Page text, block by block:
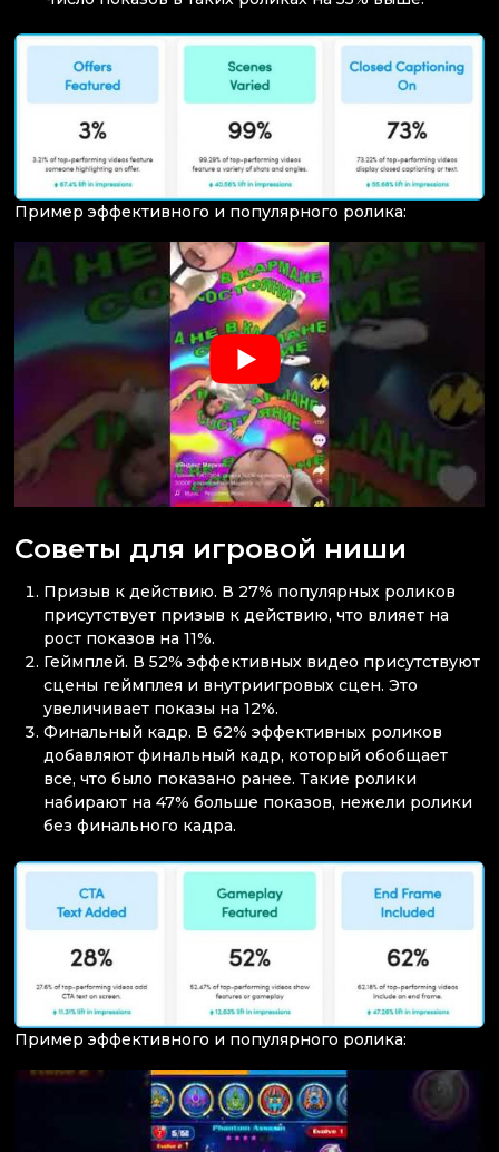
Пример эффективного и популярного ролика:
Советы для игровой ниши
Призыв к действию. В 27% популярных роликов
присутствует призыв к действию, что влияет на
рост показов на 11%.
Геймплей. В 52% эффективных видео присутствуют
сцены геймплея и внутриигровых сцен. Это
увеличивает показы на 12%.
Финальный кадр. В 62% эффективных роликов
добавляют финальный кадр, который обобщает
все, что было показано ранее. Такие ролики
набирают на 47% больше показов, нежели ролики
без финального кадра.
Пример эффективного и популярного ролика: